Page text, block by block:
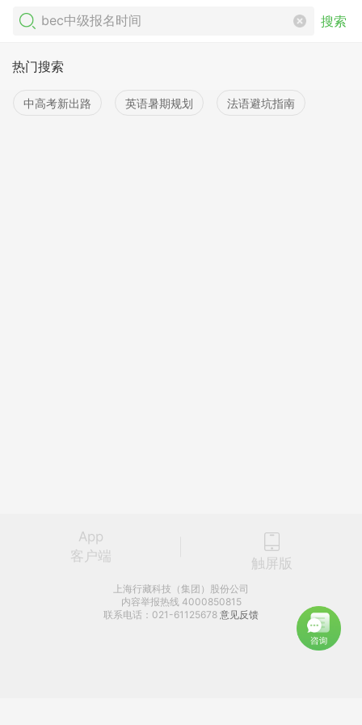
搜索
热门搜索
中高考新出路 英语暑期规划 法语避坑指南
App
客户端
触屏版
上海行藏科技（集团）股份公司
内容举报热线 4000850815
联系电话：021-61125678 意见反馈